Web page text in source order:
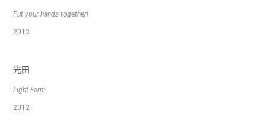
Put your hands together!
2013
光田
Light Farm
2012